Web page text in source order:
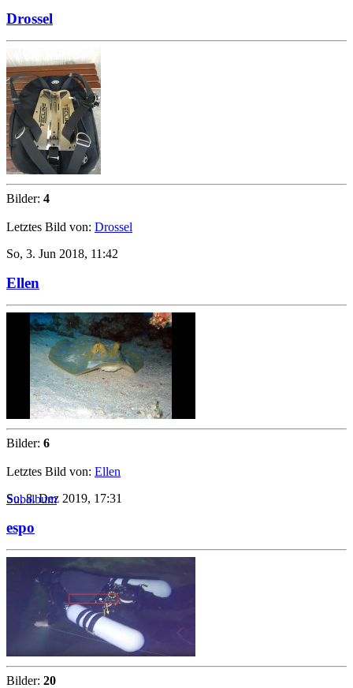
Drossel
Bilder: 4
Letztes Bild von: Drossel
So, 3. Jun 2018, 11:42
Ellen
Bilder: 6
Letztes Bild von: Ellen
So, 8. Dez 2019, 17:31
Subalbum
espo
Bilder: 20